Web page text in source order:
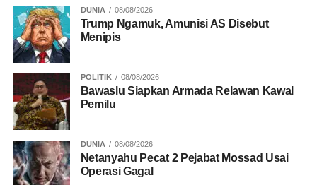
DUNIA 08/08/2026
Trump Ngamuk, Amunisi AS Disebut
Menipis
POLITIK 08/08/2026
Bawaslu Siapkan Armada Relawan Kawal
Pemilu
DUNIA 08/08/2026
Netanyahu Pecat 2 Pejabat Mossad Usai
Operasi Gagal